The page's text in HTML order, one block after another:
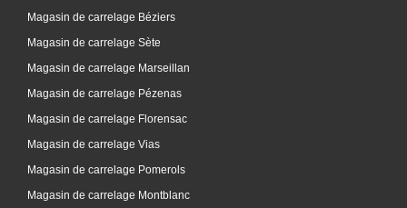
Magasin de carrelage Béziers
Magasin de carrelage Sète
Magasin de carrelage Marseillan
Magasin de carrelage Pézenas
Magasin de carrelage Florensac
Magasin de carrelage Vias
Magasin de carrelage Pomerols
Magasin de carrelage Montblanc